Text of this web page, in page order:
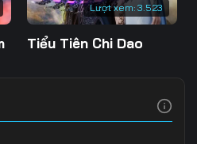
122 Tập 123
Lượt xem: 3.523
Tiểu Tiên Chi Dao